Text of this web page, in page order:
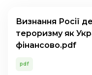
Визнання Росії
тероризму як
фінансово.pdf
pdf